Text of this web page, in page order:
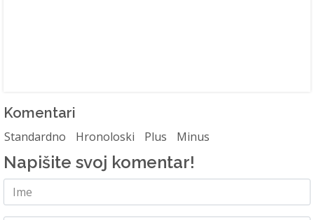
Komentari
Standardno Hronoloski Plus Minus
Napišite svoj komentar!